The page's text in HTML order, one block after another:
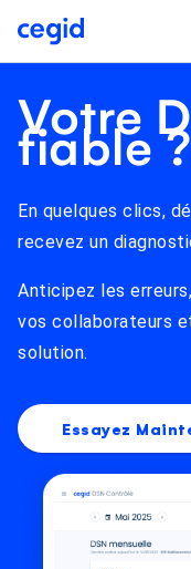
Votre
fiable ?
En quelques clics,
recevez un
Anticipez les
vos collaborateurs
solution.
Essayez